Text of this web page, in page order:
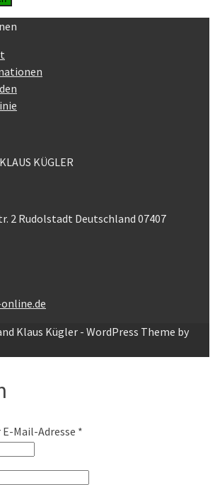
KÜGLER
2 Rudolstadt Deutschland 07407
Klaus Kügler - WordPress Theme by
Mail-Adresse *